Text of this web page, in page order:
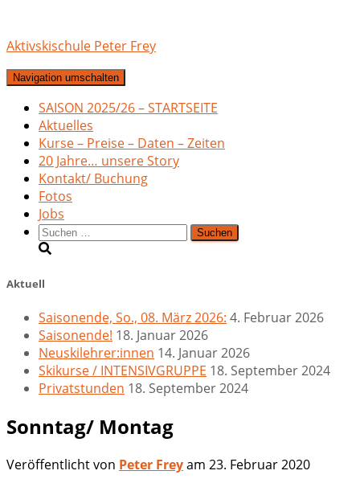
Aktivskischule Peter Frey
Navigation umschalten
SAISON 2025/26 – STARTSEITE
Aktuelles
Kurse – Preise – Daten – Zeiten
20 Jahre… unsere Story
Kontakt/ Buchung
Fotos
Jobs
Suchen
nach:
Aktuell
Saisonende, So., 08. März 2026: 4. Februar 2026
Saisonende! 18. Januar 2026
Neuskilehrer:innen 14. Januar 2026
Skikurse / INTENSIVGRUPPE 18. September 2024
Privatstunden 18. September 2024
Sonntag/ Montag
Veröffentlicht von Peter Freyam 23. Februar 2020